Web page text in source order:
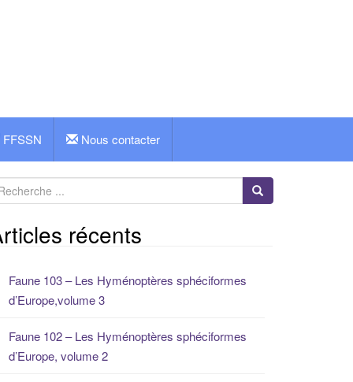
FFSSN Nous contacter
récents
Faune 103 – Les Hyménoptères sphéciformes
d’Europe,volume 3
Faune 102 – Les Hyménoptères sphéciformes
d’Europe, volume 2